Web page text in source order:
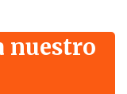
nuestro